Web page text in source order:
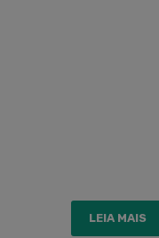
LEIA MAIS